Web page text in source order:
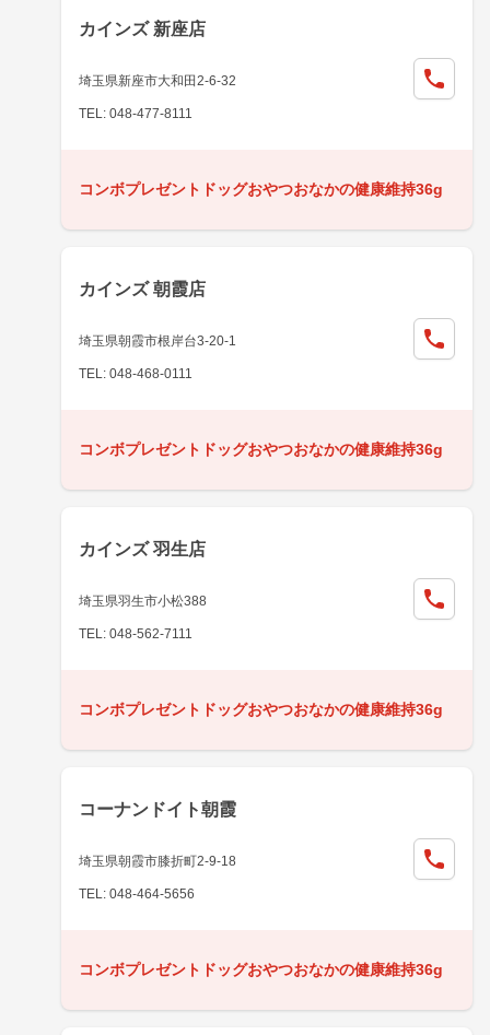
カインズ 新座店
埼玉県新座市大和田2-6-32
TEL: 048-477-8111
コンボプレゼントドッグおやつおなかの健康維持36g
カインズ 朝霞店
埼玉県朝霞市根岸台3-20-1
TEL: 048-468-0111
コンボプレゼントドッグおやつおなかの健康維持36g
カインズ 羽生店
埼玉県羽生市小松388
TEL: 048-562-7111
コンボプレゼントドッグおやつおなかの健康維持36g
コーナンドイト朝霞
埼玉県朝霞市膝折町2-9-18
TEL: 048-464-5656
コンボプレゼントドッグおやつおなかの健康維持36g